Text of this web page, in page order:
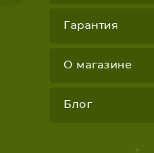
Гарантия
О магазине
Блог